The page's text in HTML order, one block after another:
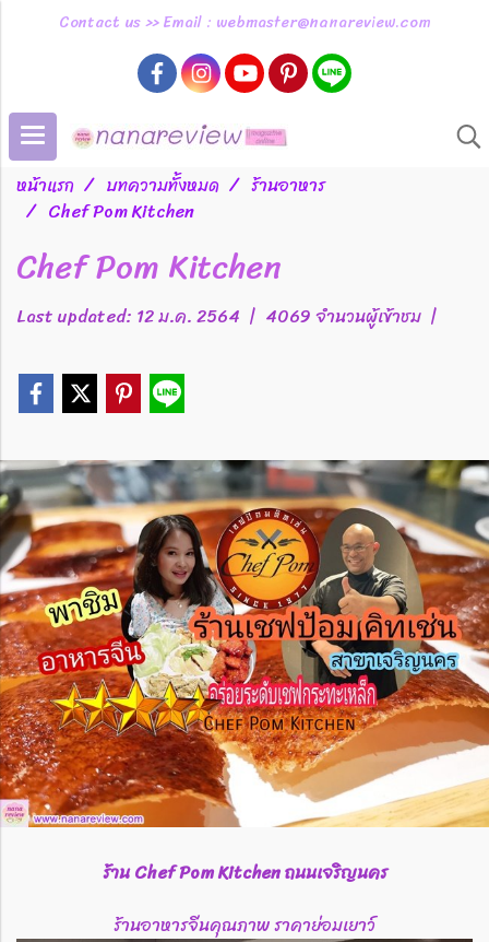
Contact us >> Email : webmaster@nanareview.com
หน้าแรก บทความทั้งหมด
ร้านอาหาร
Chef Pom Kitchen
Chef Pom Kitchen
Last updated: 12 ม.ค. 2564 | 4069 จำนวนผู้เข้าชม |
ร้าน Chef Pom Kitchen ถนนเจริญนคร
ร้านอาหารจีนคุณภาพ ราคาย่อมเยาว์